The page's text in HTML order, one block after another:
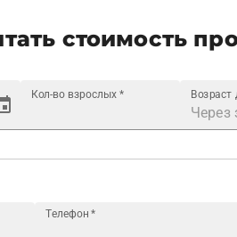
стоимость
Кол-во взрослых * Возраст
Телефон *